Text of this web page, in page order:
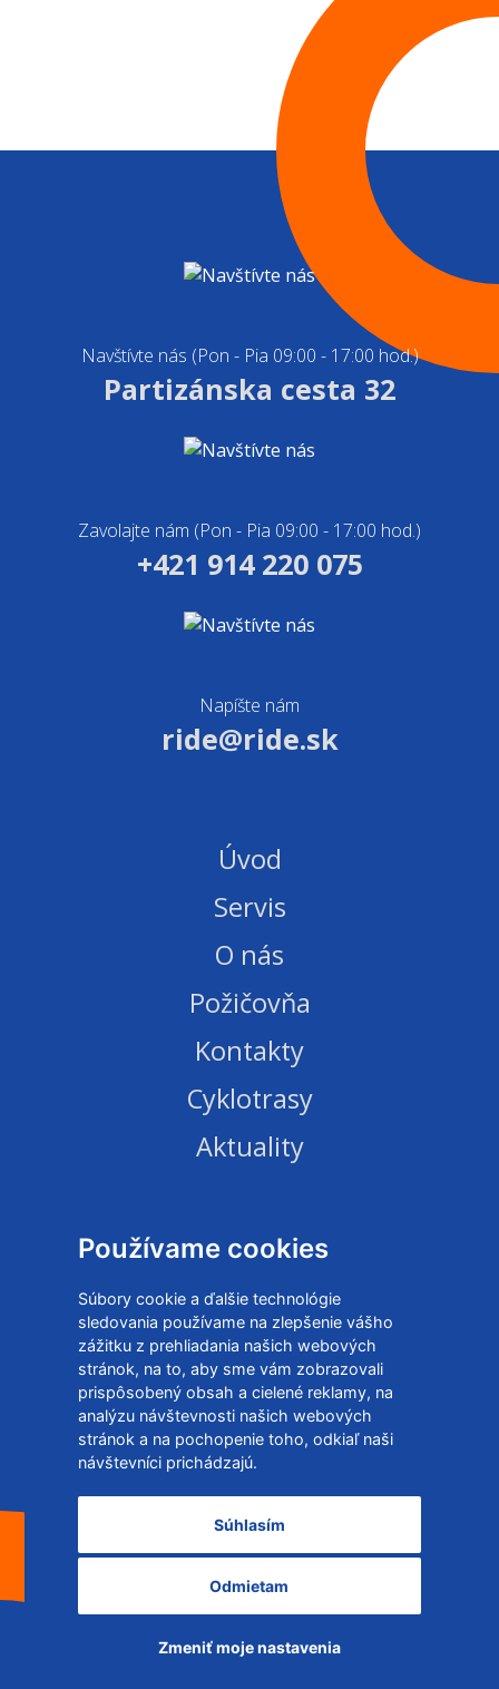
Používame cookies
Súbory cookie a ďalšie technológie
sledovania používame na zlepšenie vášho
zážitku z prehliadania našich webových
stránok, na to, aby sme vám zobrazovali
prispôsobený obsah a cielené reklamy, na
analýzu návštevnosti našich webových
stránok a na pochopenie toho, odkiaľ naši
návštevníci prichádzajú.
Súhlasím
Odmietam
Zmeniť moje nastavenia
Navštívte nás (Pon - Pia 09:00 - 17:00 hod.)
Partizánska cesta 32
Zavolajte nám (Pon - Pia 09:00 - 17:00 hod.)
+421 914 220 075
Napíšte nám
ride@ride.sk
Úvod
Servis
O nás
Požičovňa
Kontakty
Cyklotrasy
Aktuality
E-shop
Obchodné podmienky
Ochrana osobných údajov
Zmeniť cookies nastavenia
RIDE SERVICES s.r.o., všetky práva vyhradené,
Tvorba e-shopov MR Studio IT